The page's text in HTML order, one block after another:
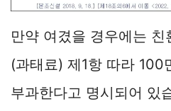
만약 여겼을 경우에는 친
(과태료) 제1항 따라 100
부과한다고 명시되어 있